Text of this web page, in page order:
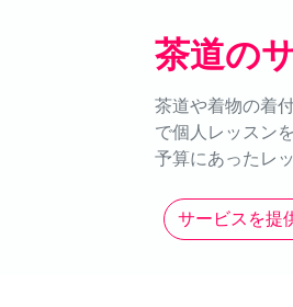
茶道の
茶道や着物の着
で個人レッスン
予算にあったレ
サービスを提